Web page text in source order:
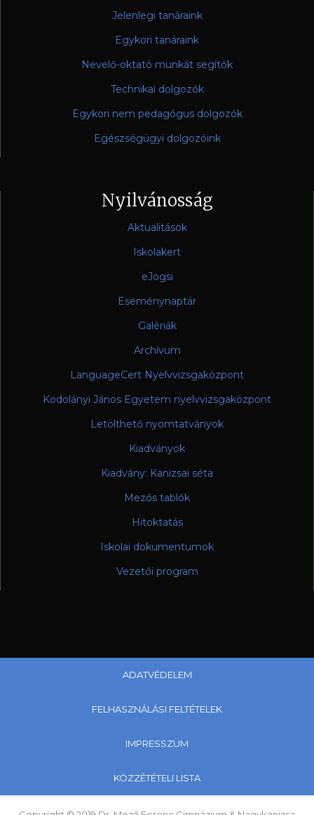
Jelenlegi tanáraink
Egykori tanáraink
Nevelő-oktató munkát segítők
Technikai dolgozók
Egykori nem pedagógus dolgozók
Egészségügyi dolgozóink
Nyilvánosság
Aktualitások
Iskolakert
eJogsi
Eseménynaptár
Galériák
Archívum
LanguageCert Nyelvvizsgaközpont
Kodolányi János Egyetem nyelvvizsgaközpont
Letölthető nyomtatványok
Kiadványok
Kiadvány: Kanizsai séta
Mezős tablók
Hitoktatás
Iskolai dokumentumok
Vezetői program
ADATVÉDELEM
FELHASZNÁLÁSI FELTÉTELEK
IMPRESSZUM
KÖZZÉTÉTELI LISTA